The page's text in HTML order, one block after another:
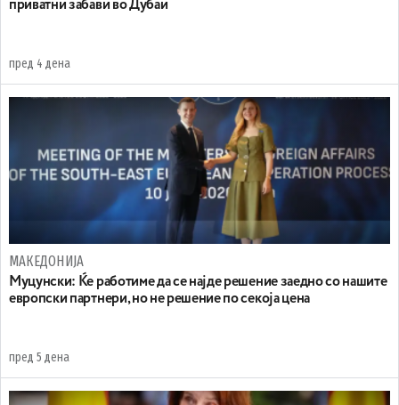
приватни забави во Дубаи
пред 4 дена
МАКЕДОНИЈА
Муцунски: Ќе работиме да се најде решение заедно со нашите
европски партнери, но не решение по секоја цена
пред 5 дена